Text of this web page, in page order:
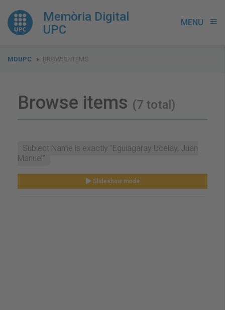
Memòria Digital
UPC
MENU menu
You
MDUPC BROWSE ITEMS
Browse items (7 total)
Subject Name is exactly "Eguiagaray Ucelay, Juan
Manuel"
Slideshow mode